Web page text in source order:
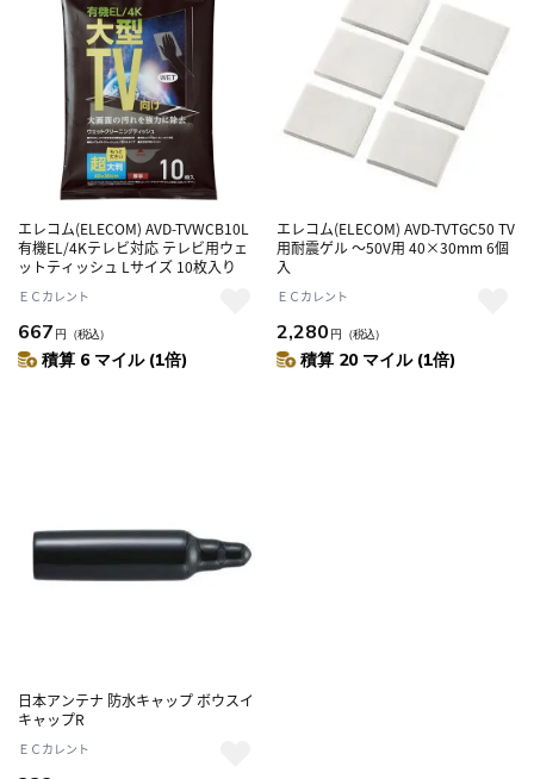
エレコム(ELECOM) AVD-TVWCB10L
有機EL/4Kテレビ対応 テレビ用ウェ
ットティッシュ Lサイズ 10枚入り
ＥＣカレント
667 円 （税込）
積算 6 マイル (1倍)
エレコム(ELECOM) AVD-TVTGC50 TV
用耐震ゲル ～50V用 40×30mm 6個
入
ＥＣカレント
2,280 円 （税込）
積算 20 マイル (1倍)
日本アンテナ 防水キャップ ボウスイ
キャップR
ＥＣカレント